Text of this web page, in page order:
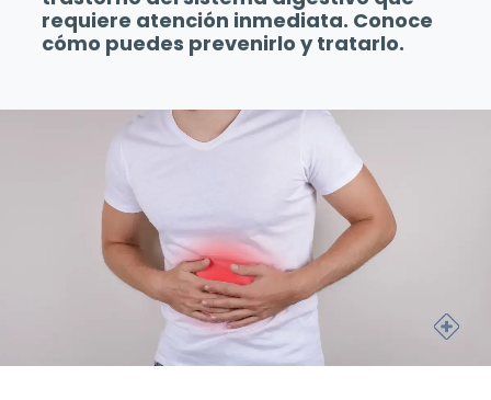
requiere atención inmediata. Conoce
cómo puedes prevenirlo y tratarlo.